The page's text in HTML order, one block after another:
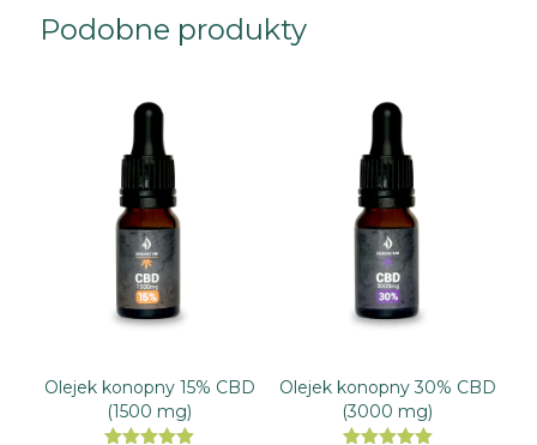
Podobne produkty
Olejek konopny 15% CBD
(1500 mg)
Olejek konopny 30% CBD
(3000 mg)